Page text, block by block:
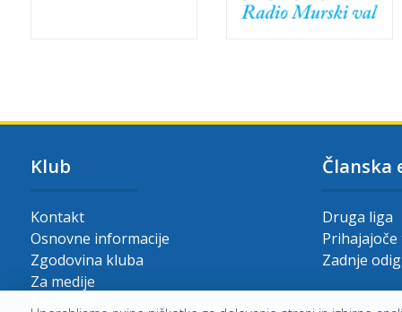
Klub
Kontakt
Osnovne informacije
Zgodovina kluba
Za medije
Članska
Druga liga
Zadnje